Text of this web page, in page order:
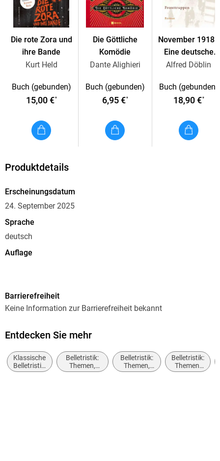
Die rote Zora und
ihre Bande
Kurt Held
Buch (gebunden)
15,00 €*
Die Göttliche
Komödie
Dante Alighieri
Buch (gebunden)
6,95 €*
November 1918 -
Eine deutsche
Revolution
Alfred Döblin
Buch (gebunden)
18,90 €*
Produktdetails
Erscheinungsdatum
24. September 2025
Sprache
deutsch
Auflage
128
Reihe
Thomas Mann
Verlag/Hersteller
Barrierefreiheit
Keine Information zur Barrierefreiheit bekannt
Entdecken Sie mehr
Klassische
Belletristik:
allgemein
Belletristik:
Themen,
Stoffe,
Belletristik:
Themen,
Stoffe,
Belletristik:
Themen,
Stoffe,